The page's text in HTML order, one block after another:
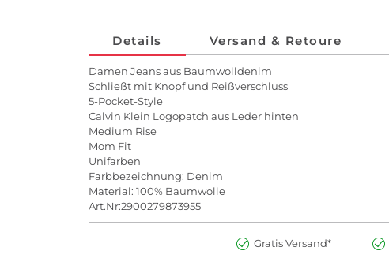
Details Versand & Retoure
Damen Jeans aus Baumwolldenim
Schließt mit Knopf und Reißverschluss
5-Pocket-Style
Calvin Klein Logopatch aus Leder hinten
Medium Rise
Mom Fit
Unifarben
Farbbezeichnung: Denim
Material: 100% Baumwolle
Art.Nr:2900279873955
Gratis Versand*